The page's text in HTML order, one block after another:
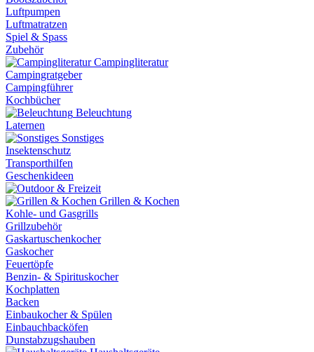
Luftpumpen
Luftmatratzen
Spiel & Spass
Zubehör
Campingliteratur
Campingratgeber
Campingführer
Kochbücher
Beleuchtung
Laternen
Sonstiges
Insektenschutz
Transporthilfen
Geschenkideen
Grillen & Kochen
Kohle- und Gasgrills
Grillzubehör
Gaskartuschenkocher
Gaskocher
Feuertöpfe
Benzin- & Spirituskocher
Kochplatten
Backen
Einbaukocher & Spülen
Einbauchbacköfen
Dunstabzugshauben